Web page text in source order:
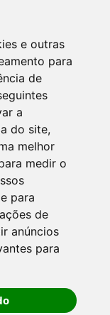
e outras
para
de
a
do site,
melhor
medir o
para
de
anúncios
para